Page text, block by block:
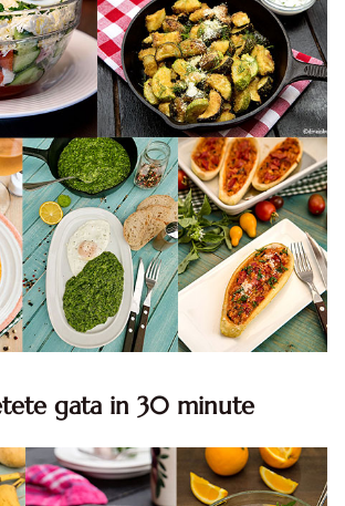
gata in 30 minute
Retete rapide de mancare. Idei
retete mancare rapid